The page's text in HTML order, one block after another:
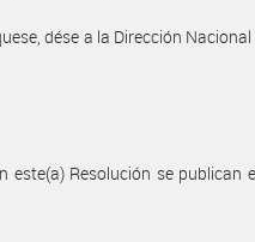
dése a la Dirección
este(a) Resolución se publican